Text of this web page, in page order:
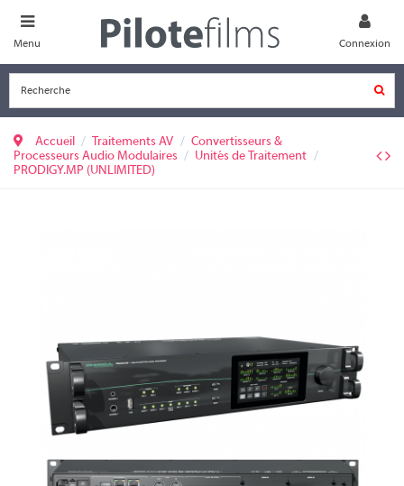
Menu Connexion
Accueil Traitements AV
Convertisseurs &
Processeurs Audio Modulaires
Unités de Traitement
PRODIGY.MP (UNLIMITED)